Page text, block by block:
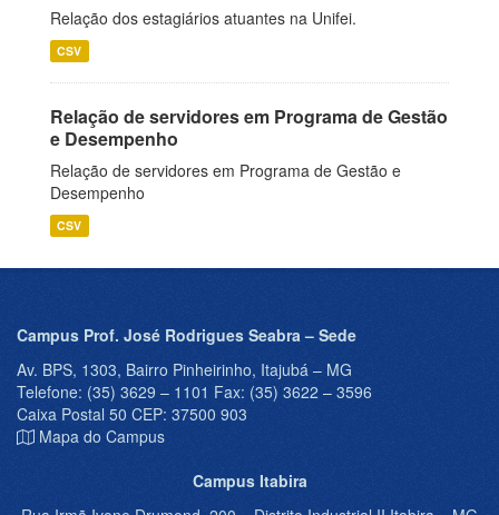
Relação dos estagiários atuantes na Unifei.
CSV
Relação de servidores em Programa de Gestão
e Desempenho
Relação de servidores em Programa de Gestão e
Desempenho
CSV
Campus Prof. José Rodrigues Seabra – Sede
Av. BPS, 1303, Bairro Pinheirinho, Itajubá – MG
Telefone: (35) 3629 – 1101 Fax: (35) 3622 – 3596
Caixa Postal 50 CEP: 37500 903
Mapa do Campus
Campus Itabira